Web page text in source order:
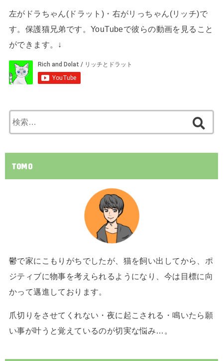
左がドラちゃん(ドラット)・右がリっちゃん(リッチ)で
す。保護猫兄弟です。YouTubeで彼らの動画を見ること
ができます。↓
索:
TOMO
鬱で家にこもりがちでしたが、猫を飼い出してから、ポ
ジティブに物事を考えられるようになり、今は目標に向
かって邁進しております。
爪切りをさせてくれない・夜に起こされる・鳴いたら願
い事が叶うと覚えているのが切実な悩み…。